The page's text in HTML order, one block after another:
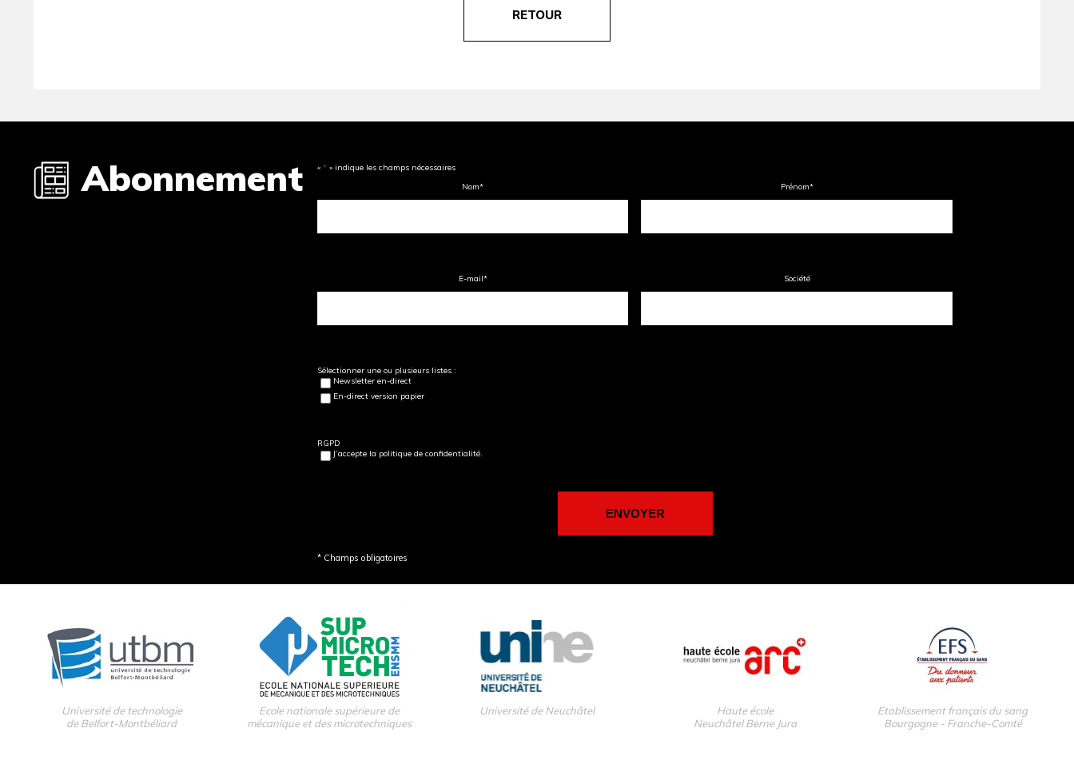
RETOUR
Abonnement « * » indique les champs nécessaires
Nom* Prénom*
E-mail* Société
Sélectionner une ou plusieurs listes :
Newsletter en-direct
En-direct version papier
RGPD
J’accepte la politique de confidentialité.
* Champs obligatoires
Université de technologie
de Belfort-Montbéliard
Ecole nationale supérieure de
mécanique et des microtechniques
Université de Neuchâtel
Haute école
Neuchâtel Berne Jura
Etablissement français du sang
Bourgogne - Franche-Comté